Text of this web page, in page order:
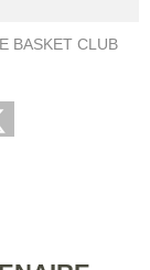
BASKET CLUB